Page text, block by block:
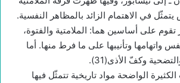
في الاهتمام الزائد بالمظاهر النفسية.
على أساسين هما: الملامتية والفتوة،
واتهامها وتأنيبها على ما فرط منها. أما
وكفّ الأذى(31).
الواضحة مواد تاريخية تتمثّل فيها